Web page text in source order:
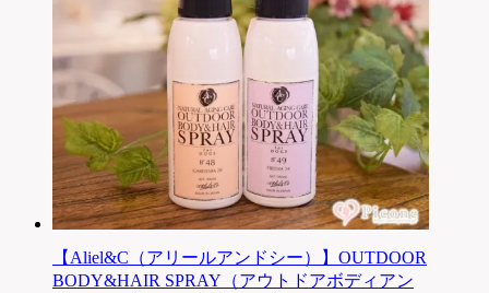
【Aliel&C（アリールアンドシー）】OUTDOOR
BODY&HAIR SPRAY（アウトドアボディアン